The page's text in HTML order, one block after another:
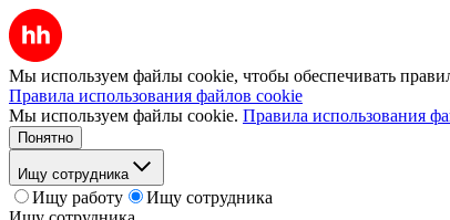
Мы используем файлы cookie, чтобы обеспечивать
Правила использования файлов cookie
Мы используем файлы cookie. Правила использования
Понятно
Ищу сотрудника
Ищу работу
Ищу сотрудника